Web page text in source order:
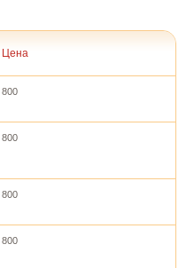
Цена
800
800
800
800